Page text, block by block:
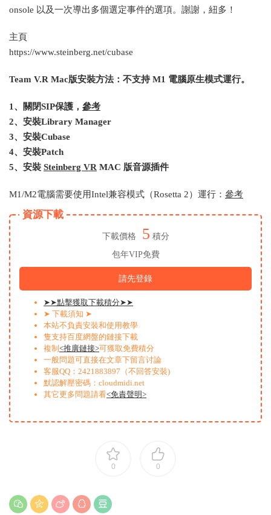
onsole 以及一次導出多個選定事件的選項。謝謝，紐多！
主頁
https://www.steinberg.net/cubase
Team V.R Mac版安裝方法：不支持 M1 電腦原生模式運行。
1、關閉SIP保護， 參考
2、安裝Library Manager
3、安裝Cubase
4、安裝Patch
5、安裝 Steinberg VR MAC 版音源插件
M1/M2電腦需要使用Intel兼容模式（Rosetta 2）運行： 參考
資源下載
下載價格 5 積分
包年VIP免費
請先登錄
➤➤點擊獲取下載積分➤➤
➤ 下載須知 ➤
本站不負責安裝和使用教學
隻支持百度網盤的鏈接下載
複制<推廣鏈接>可獲取免費積分
一般問題可直接在文章下留言讨論
客服QQ：2421883897（不回答安裝)
默認解壓密碼：cloudmidi.net
其它更多問題請看<免責聲明>
0 0